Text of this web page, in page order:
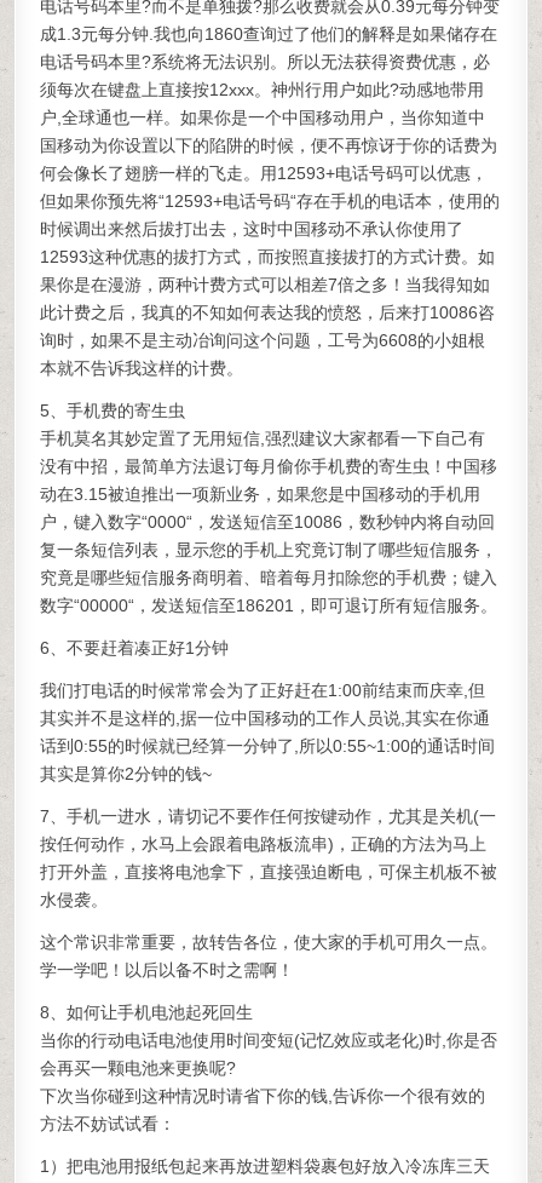
电话号码本里?而不是单独拨?那么收费就会从0.39元每分钟变
成1.3元每分钟.我也向1860查询过了他们的解释是如果储存在
电话号码本里?系统将无法识别。所以无法获得资费优惠，必
须每次在键盘上直接按12xxx。神州行用户如此?动感地带用
户,全球通也一样。如果你是一个中国移动用户，当你知道中
国移动为你设置以下的陷阱的时候，便不再惊讶于你的话费为
何会像长了翅膀一样的飞走。用12593+电话号码可以优惠，
但如果你预先将“12593+电话号码“存在手机的电话本，使用的
时候调出来然后拔打出去，这时中国移动不承认你使用了
12593这种优惠的拔打方式，而按照直接拔打的方式计费。如
果你是在漫游，两种计费方式可以相差7倍之多！当我得知如
此计费之后，我真的不知如何表达我的愤怒，后来打10086咨
询时，如果不是主动冶询问这个问题，工号为6608的小姐根
本就不告诉我这样的计费。
5、手机费的寄生虫
手机莫名其妙定置了无用短信,强烈建议大家都看一下自己有
没有中招，最简单方法退订每月偷你手机费的寄生虫！中国移
动在3.15被迫推出一项新业务，如果您是中国移动的手机用
户，键入数字“0000“，发送短信至10086，数秒钟内将自动回
复一条短信列表，显示您的手机上究竟订制了哪些短信服务，
究竟是哪些短信服务商明着、暗着每月扣除您的手机费；键入
数字“00000“，发送短信至186201，即可退订所有短信服务。
6、不要赶着凑正好1分钟
我们打电话的时候常常会为了正好赶在1:00前结束而庆幸,但
其实并不是这样的,据一位中国移动的工作人员说,其实在你通
话到0:55的时候就已经算一分钟了,所以0:55~1:00的通话时间
其实是算你2分钟的钱~
7、手机一进水，请切记不要作任何按键动作，尤其是关机(一
按任何动作，水马上会跟着电路板流串)，正确的方法为马上
打开外盖，直接将电池拿下，直接强迫断电，可保主机板不被
水侵袭。
这个常识非常重要，故转告各位，使大家的手机可用久一点。
学一学吧！以后以备不时之需啊！
8、如何让手机电池起死回生
当你的行动电话电池使用时间变短(记忆效应或老化)时,你是否
会再买一颗电池来更换呢?
下次当你碰到这种情况时请省下你的钱,告诉你一个很有效的
方法不妨试试看：
1）把电池用报纸包起来再放进塑料袋裹包好放入冷冻库三天